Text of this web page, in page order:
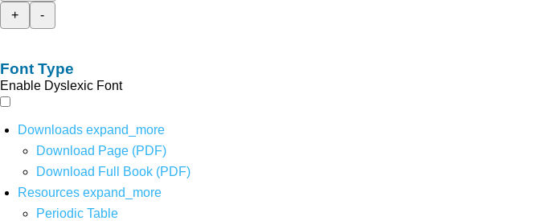
+
-
Font Type
Enable Dyslexic Font
Downloads expand_more
Download Page (PDF)
Download Full Book (PDF)
Resources expand_more
Periodic Table